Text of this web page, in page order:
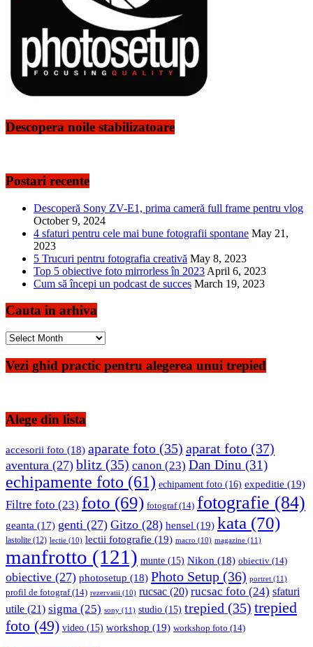
Descopera noile stabilizatoare
Postari recente
Descoperă Sony ZV-E1, prima cameră full frame pentru vlog
October 9, 2024
4 sfaturi pentru cele mai bune fotografii spontane May 21,
2023
5 Trucuri pentru fotografia creativă May 8, 2023
Top 5 obiective foto mirrorless în 2023 April 6, 2023
Cum să începi un podcast de succes March 19, 2023
Cauta in arhiva
Cauta
arhiva
Vezi ghid practic pentru alegerea unui trepied
Alege din lista
accesorii foto (18) aparate foto (35) aparat foto (37)
aventura (27) blitz (35) canon (23) Dan Dinu (31)
echipamente foto (61) echipament foto (16) expeditie (19)
Filtre foto (23) foto (69) fotograf(14) fotografie (84)
geanta (17) genti (27) Gitzo (28) hensel (19) kata (70)
lastolite (12) lectie (10) lectii fotografie (19) macro (10) magazine (11)
manfrotto (121) munte (15) Nikon (18) obiectiv (14)
obiective (27) photosetup (18) Photo Setup (36) portret (11)
profil de fotograf(14) rezervatii (10) rucsac (20) rucsac foto (24) sfaturi
utile (21) sigma (25) sony (11) studio (15) trepied (35) trepied
foto (49) video (15) workshop (19) workshop foto (14)